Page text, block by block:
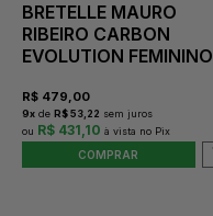
BRETELLE MAURO
RIBEIRO CARBON
EVOLUTION FEMININO
R$ 479,00
9x de R$ 53,22 sem juros
R$ 431,10
COMPRAR